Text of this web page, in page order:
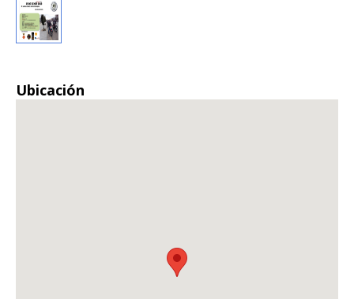
Ubicación